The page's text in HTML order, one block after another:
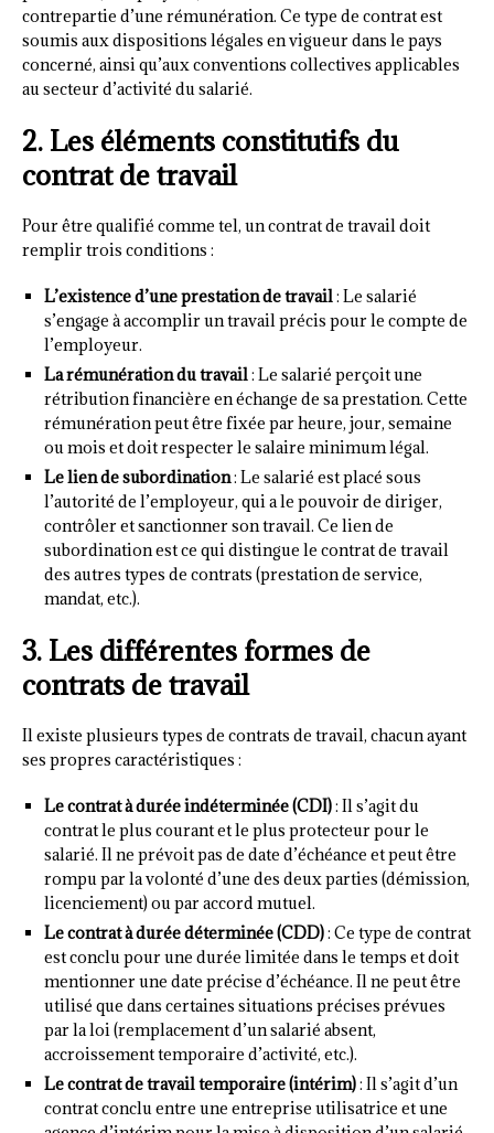
contrepartie d’une rémunération. Ce type de contrat est
soumis aux dispositions légales en vigueur dans le pays
concerné, ainsi qu’aux conventions collectives applicables
au secteur d’activité du salarié.
2. Les éléments constitutifs du
contrat de travail
Pour être qualifié comme tel, un contrat de travail doit
remplir trois conditions :
L’existence d’une prestation de travail: Le salarié
s’engage à accomplir un travail précis pour le compte de
l’employeur.
La rémunération du travail: Le salarié perçoit une
rétribution financière en échange de sa prestation. Cette
rémunération peut être fixée par heure, jour, semaine
ou mois et doit respecter le salaire minimum légal.
Le lien de subordination: Le salarié est placé sous
l’autorité de l’employeur, qui a le pouvoir de diriger,
contrôler et sanctionner son travail. Ce lien de
subordination est ce qui distingue le contrat de travail
des autres types de contrats (prestation de service,
mandat, etc.).
3. Les différentes formes de
contrats de travail
Il existe plusieurs types de contrats de travail, chacun ayant
ses propres caractéristiques :
Le contrat à durée indéterminée (CDI): Il s’agit du
contrat le plus courant et le plus protecteur pour le
salarié. Il ne prévoit pas de date d’échéance et peut être
rompu par la volonté d’une des deux parties (démission,
licenciement) ou par accord mutuel.
Le contrat à durée déterminée (CDD): Ce type de contrat
est conclu pour une durée limitée dans le temps et doit
mentionner une date précise d’échéance. Il ne peut être
utilisé que dans certaines situations précises prévues
par la loi (remplacement d’un salarié absent,
accroissement temporaire d’activité, etc.).
Le contrat de travail temporaire (intérim): Il s’agit d’un
contrat conclu entre une entreprise utilisatrice et une